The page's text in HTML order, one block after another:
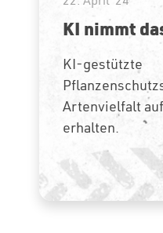
KI nimmt
KI-gestützte
Artenvielfalt
erhalten.